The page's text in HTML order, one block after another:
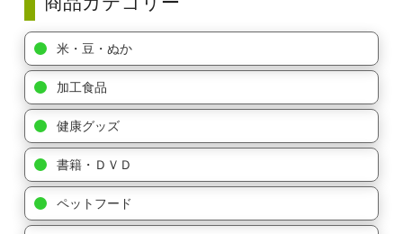
米・豆・ぬか
加工食品
健康グッズ
書籍・ＤＶＤ
ペットフード